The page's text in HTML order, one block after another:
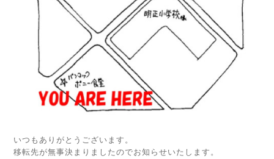
いつもありがとうございます。
移転先が無事決まりましたのでお知らせいたします。